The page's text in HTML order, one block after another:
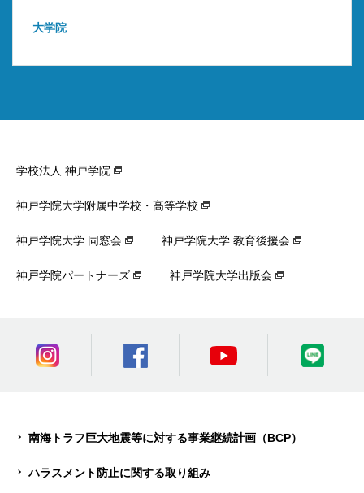
大学院
学校法人 神戸学院
神戸学院大学附属中学校・高等学校
神戸学院大学 同窓会 神戸学院大学 教育後援会
神戸学院パートナーズ 神戸学院大学出版会
南海トラフ巨大地震等に対する事業継続計画（BCP）
ハラスメント防止に関する取り組み